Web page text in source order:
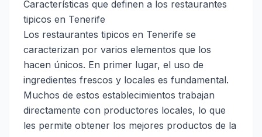
Características que definen a los restaurantes
tipicos en Tenerife
Los restaurantes tipicos en Tenerife se
caracterizan por varios elementos que los
hacen únicos. En primer lugar, el uso de
ingredientes frescos y locales es fundamental.
Muchos de estos establecimientos trabajan
directamente con productores locales, lo que
les permite obtener los mejores productos de la